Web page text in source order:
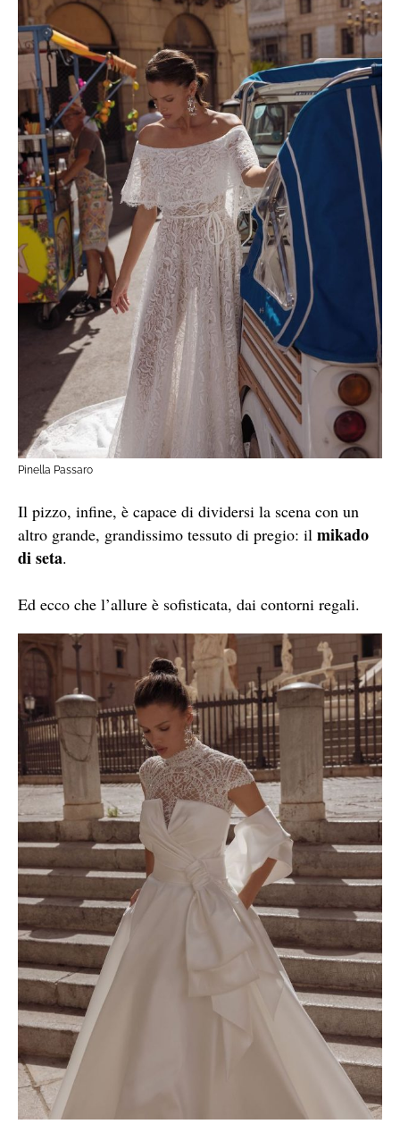
Pinella Passaro
Il pizzo, infine, è capace di dividersi la scena con un
altro grande, grandissimo tessuto di pregio: il mikado
di seta.
Ed ecco che l’allure è sofisticata, dai contorni regali.